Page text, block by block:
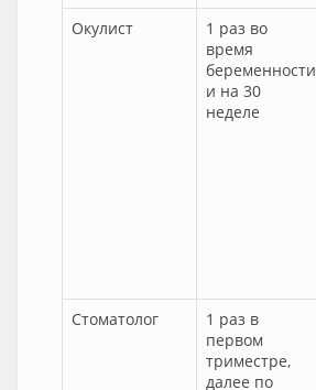
Окулист
1 раз во
время
беременности
и на 30
неделе
Стоматолог
1 раз в
первом
триместре,
далее по